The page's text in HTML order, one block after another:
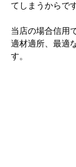
てしまうからです
当店の場合信用
適材適所、最適
す。